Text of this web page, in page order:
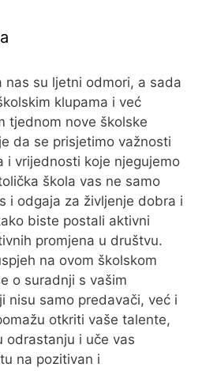
nas su ljetni odmori, a sada
klupama i već
tjednom nove školske
da se prisjetimo važnosti
i vrijednosti koje njegujemo
škola vas ne samo
i odgaja za življenje dobra i
biste postali aktivni
promjena u društvu.
na ovom školskom
o suradnji s vašim
nisu samo predavači, već i
otkriti vaše talente,
odrastanju i uče vas
na pozitivan i